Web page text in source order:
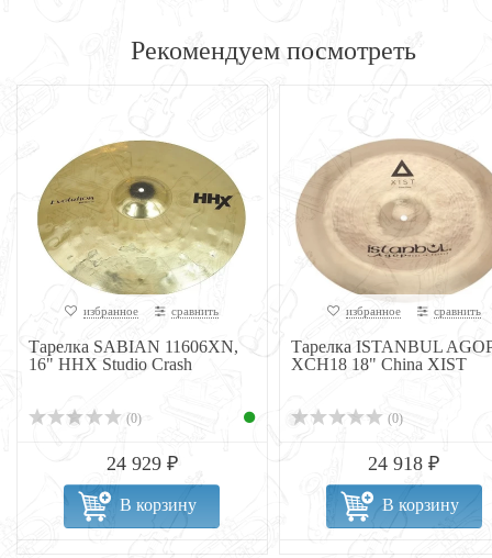
Рекомендуем посмотреть
избранное сравнить
Тарелка SABIAN 11606XN,
16" HHX Studio Crash
(0)
24 929 ₽
В корзину
избранное сравнить
Тарелка ISTANBUL
XCH18 18" China XIST
(0)
24 918 ₽
В корзину